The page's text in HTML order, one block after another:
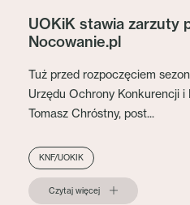
UOKiK stawia zarzuty
Nocowanie.pl
Tuż przed rozpoczęciem
Urzędu Ochrony Konkurencji
Tomasz Chróstny, post...
KNF/UOKIK
Czytaj więcej